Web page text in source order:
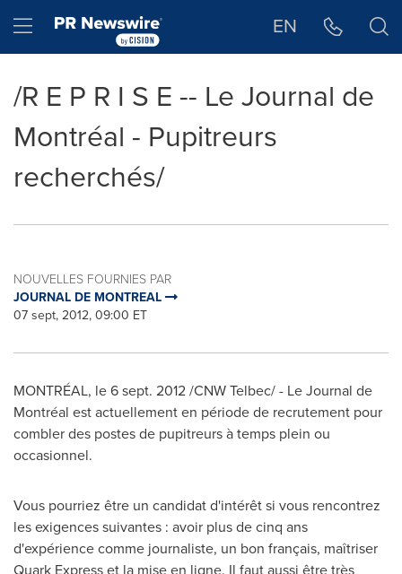
Hamburger menu EN
/R E P R I S E -- Le Journal de
Montréal - Pupitreurs
recherchés/
NOUVELLES FOURNIES PAR
JOURNAL DE MONTREAL
07 sept, 2012, 09:00 ET
MONTRÉAL, le6 sept. 2012/CNW Telbec/ - Le Journal de
Montréal est actuellement en période de recrutement pour
combler des postes de pupitreurs à temps plein ou
occasionnel.
Vous pourriez être un candidat d'intérêt si vous rencontrez
les exigences suivantes : avoir plus de cinq ans
d'expérience comme journaliste, un bon français, maîtriser